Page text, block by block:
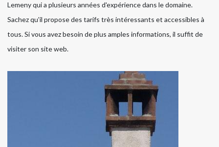
Lemeny qui a plusieurs années d'expérience dans le domaine.
Sachez qu'il propose des tarifs très intéressants et accessibles à
tous. Si vous avez besoin de plus amples informations, il suffit de
visiter son site web.